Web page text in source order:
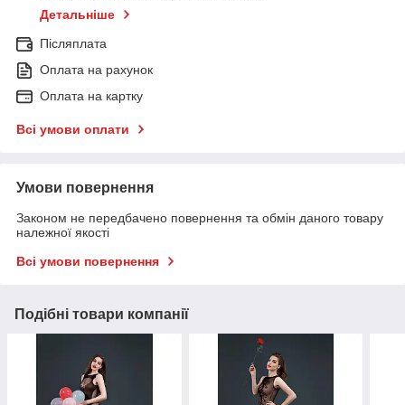
Детальніше
Післяплата
Оплата на рахунок
Оплата на картку
Всі умови оплати
Умови повернення
Законом не передбачено повернення та обмін даного товару
належної якості
Всі умови повернення
Подібні товари компанії